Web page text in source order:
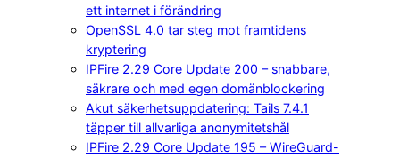
ett internet i förändring
OpenSSL 4.0 tar steg mot framtidens
kryptering
IPFire 2.29 Core Update 200 – snabbare,
säkrare och med egen domänblockering
Akut säkerhetsuppdatering: Tails 7.4.1
täpper till allvarliga anonymitetshål
IPFire 2.29 Core Update 195 – WireGuard-